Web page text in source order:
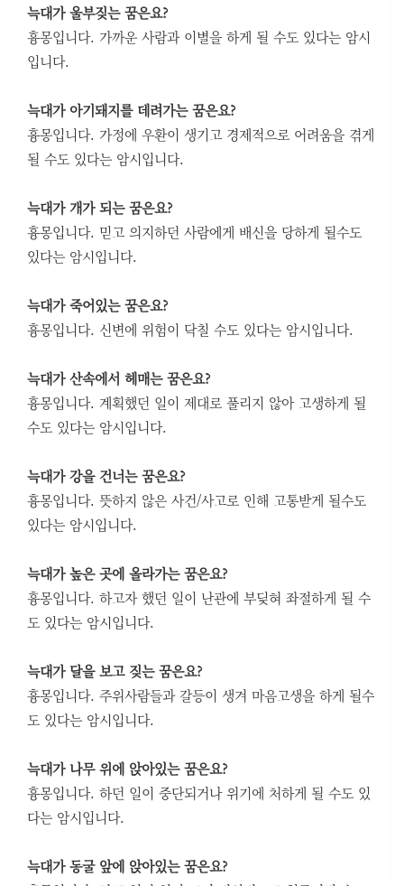
늑대가 울부짖는 꿈은요?
흉몽입니다. 가까운 사람과 이별을 하게 될 수도 있다는 암시
입니다.
늑대가 아기돼지를 데려가는 꿈은요?
흉몽입니다. 가정에 우환이 생기고 경제적으로 어려움을 겪게
될 수도 있다는 암시입니다.
늑대가 개가 되는 꿈은요?
흉몽입니다. 믿고 의지하던 사람에게 배신을 당하게 될수도
있다는 암시입니다.
늑대가 죽어있는 꿈은요?
흉몽입니다. 신변에 위험이 닥칠 수도 있다는 암시입니다.
늑대가 산속에서 헤매는 꿈은요?
흉몽입니다. 계획했던 일이 제대로 풀리지 않아 고생하게 될
수도 있다는 암시입니다.
늑대가 강을 건너는 꿈은요?
흉몽입니다. 뜻하지 않은 사건/사고로 인해 고통받게 될수도
있다는 암시입니다.
늑대가 높은 곳에 올라가는 꿈은요?
흉몽입니다. 하고자 했던 일이 난관에 부딪혀 좌절하게 될 수
도 있다는 암시입니다.
늑대가 달을 보고 짖는 꿈은요?
흉몽입니다. 주위사람들과 갈등이 생겨 마음고생을 하게 될수
도 있다는 암시입니다.
늑대가 나무 위에 앉아있는 꿈은요?
흉몽입니다. 하던 일이 중단되거나 위기에 처하게 될 수도 있
다는 암시입니다.
늑대가 동굴 앞에 앉아있는 꿈은요?